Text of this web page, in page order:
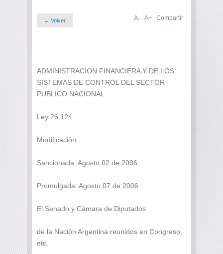
← Volver A- A+ Compartir
ADMINISTRACION FINANCIERA Y DE LOS
SISTEMAS DE CONTROL DEL SECTOR
PUBLICO NACIONAL
Ley 26.124
Modificación.
Sancionada: Agosto 02 de 2006
Promulgada: Agosto 07 de 2006
El Senado y Cámara de Diputados
de la Nación Argentina reunidos en Congreso,
etc.